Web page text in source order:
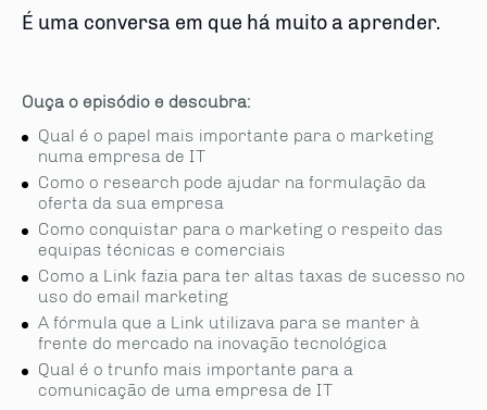
É uma conversa em que há muito a aprender.
Ouça o episódio e descubra:
Qual é o papel mais importante para o marketing
numa empresa de IT
Como o research pode ajudar na formulação da
oferta da sua empresa
Como conquistar para o marketing o respeito das
equipas técnicas e comerciais
Como a Link fazia para ter altas taxas de sucesso no
uso do email marketing
A fórmula que a Link utilizava para se manter à
frente do mercado na inovação tecnológica
Qual é o trunfo mais importante para a
comunicação de uma empresa de IT